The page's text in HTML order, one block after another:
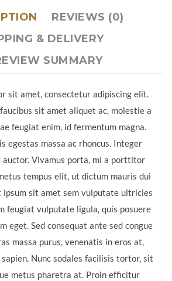
REVIEWS (0)
& DELIVERY
SUMMARY
sit amet, consectetur adipiscing elit.
sit amet aliquet ac, molestie a
feugiat enim, id fermentum magna.
egestas massa ac rhoncus. Integer
Vivamus porta, mi a porttitor
tempus elit, ut dictum mauris dui
sit amet sem vulputate ultricies
feugiat vulputate ligula, quis posuere
eget. Sed consequat ante sed congue
massa purus, venenatis in eros at,
Nunc sodales facilisis tortor, sit
metus pharetra at. Proin efficitur